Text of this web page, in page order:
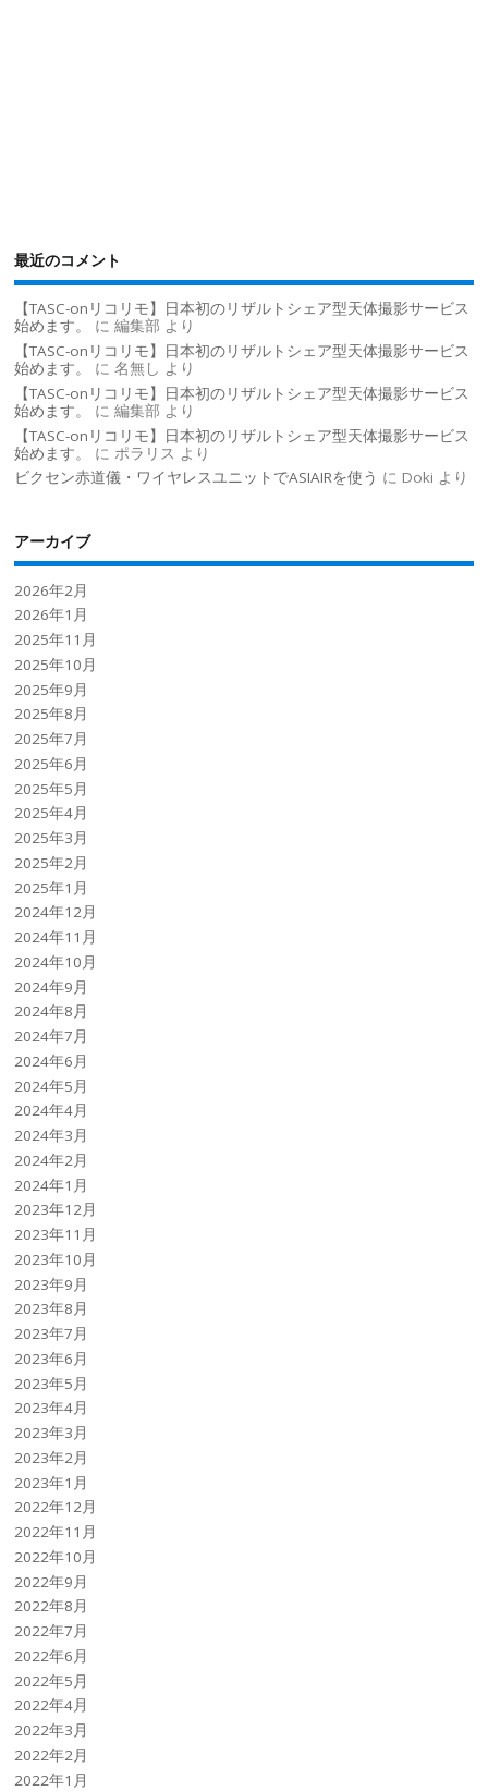
最近のコメント
【TASC-onリコリモ】日本初のリザルトシェア型天体撮影サービス
始めます。
に編集部 より
【TASC-onリコリモ】日本初のリザルトシェア型天体撮影サービス
始めます。
に名無し より
【TASC-onリコリモ】日本初のリザルトシェア型天体撮影サービス
始めます。
に編集部 より
【TASC-onリコリモ】日本初のリザルトシェア型天体撮影サービス
始めます。
に ポラリス より
ビクセン赤道儀・ワイヤレスユニットでASIAIRを使う に Doki より
アーカイブ
2026年2月
2026年1月
2025年11月
2025年10月
2025年9月
2025年8月
2025年7月
2025年6月
2025年5月
2025年4月
2025年3月
2025年2月
2025年1月
2024年12月
2024年11月
2024年10月
2024年9月
2024年8月
2024年7月
2024年6月
2024年5月
2024年4月
2024年3月
2024年2月
2024年1月
2023年12月
2023年11月
2023年10月
2023年9月
2023年8月
2023年7月
2023年6月
2023年5月
2023年4月
2023年3月
2023年2月
2023年1月
2022年12月
2022年11月
2022年10月
2022年9月
2022年8月
2022年7月
2022年6月
2022年5月
2022年4月
2022年3月
2022年2月
2022年1月